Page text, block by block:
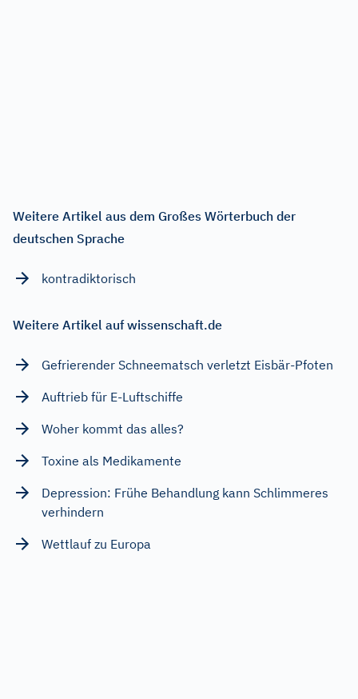
Weitere Artikel aus dem Großes Wörterbuch der
deutschen Sprache
kontradiktorisch
Weitere Artikel auf wissenschaft.de
Gefrierender Schneematsch verletzt Eisbär-Pfoten
Auftrieb für E-Luftschiffe
Woher kommt das alles?
Toxine als Medikamente
Depression: Frühe Behandlung kann Schlimmeres
verhindern
Wettlauf zu Europa